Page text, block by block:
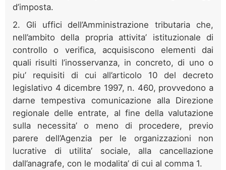
d’imposta.
2. Gli uffici dell’Amministrazione tributaria che,
nell’ambito della propria attivita’ istituzionale di
controllo o verifica, acquisiscono elementi dai
quali risulti l’inosservanza, in concreto, di uno o
piu’ requisiti di cui all’articolo 10 del decreto
legislativo 4 dicembre 1997, n. 460, provvedono a
darne tempestiva comunicazione alla Direzione
regionale delle entrate, al fine della valutazione
sulla necessita’ o meno di procedere, previo
parere dell’Agenzia per le organizzazioni non
lucrative di utilita’ sociale, alla cancellazione
dall’anagrafe, con le modalita’ di cui al comma 1.